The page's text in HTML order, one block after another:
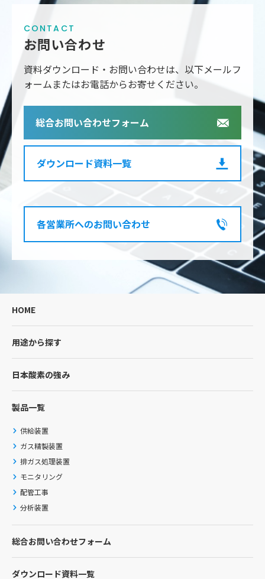
CONTACT
お問い合わせ
資料ダウンロード・お問い合わせは、以下メールフ
ォームまたはお電話からお寄せください。
総合お問い合わせフォーム
ダウンロード資料一覧
各営業所へのお問い合わせ
HOME
用途から探す
日本酸素の強み
製品一覧
供給装置
ガス精製装置
排ガス処理装置
モニタリング
配管工事
分析装置
総合お問い合わせフォーム
ダウンロード資料一覧